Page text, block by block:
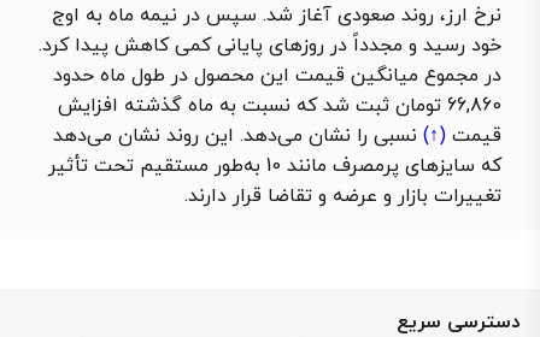
نرخ ارز، روند صعودی آغاز شد. سپس در نیمه ماه به اوج
خود رسید و مجدداً در روزهای پایانی کمی کاهش پیدا کرد.
در مجموع میانگین قیمت این محصول در طول ماه حدود
66,860 تومان ثبت شد که نسبت به ماه گذشته
افزایش
قیمت (↑) نسبی را نشان می‌دهد. این روند نشان می‌دهد
که سایزهای پرمصرف مانند 10 به‌طور مستقیم تحت تأثیر
تغییرات بازار و عرضه و تقاضا قرار دارند.
دسترسی سریع